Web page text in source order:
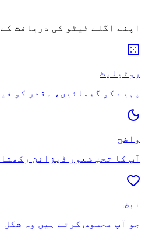
اپنے اگلے ٹیٹو کی دریافت کے
روٹیلیٹ
پہیے کو گھمائیں، مقدر کو
واضح
آپ کا تحتِ شعور ڈیزائن رکھتا
نبض
جو آپ محسوس کرتے ہیں وہ شکل